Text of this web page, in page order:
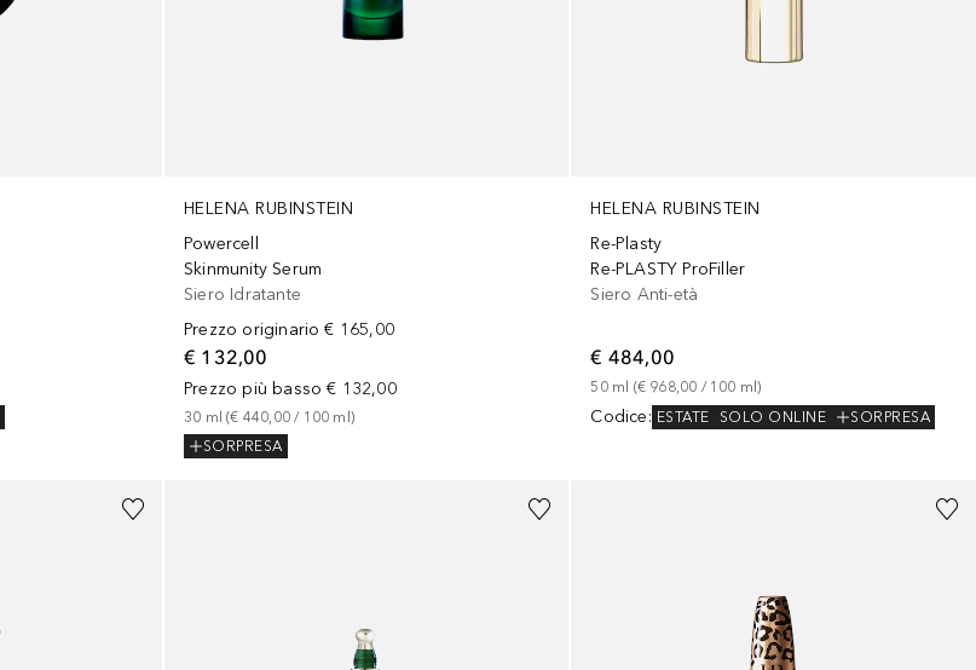
HELENA RUBINSTEIN
Powercell
Skinmunity Serum
Siero Idratante
Prezzo originario € 165,00
€ 132,00
Prezzo più basso € 132,00
30 ml (€ 440,00 / 100 ml )
SORPRESA
HELENA RUBINSTEIN
Re-Plasty
Re-PLASTY ProFiller
Siero Anti-età
€ 484,00
50 ml (€ 968,00 / 100 ml)
Codice: ESTATE SOLO ONLINE SORPRESA